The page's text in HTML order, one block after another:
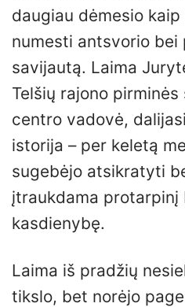
daugiau dėmesio
numesti antsvorio bei
savijautą. Laima
Telšių rajono
centro vadovė,
istorija – per keletą
sugebėjo atsikratyti
įtraukdama protarpinį
kasdienybę.
Laima iš pradžių
tikslo, bet norėjo